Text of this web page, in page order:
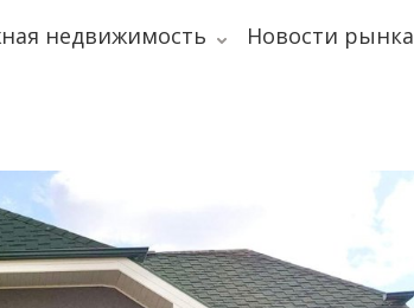
недвижимость
Новости рынка